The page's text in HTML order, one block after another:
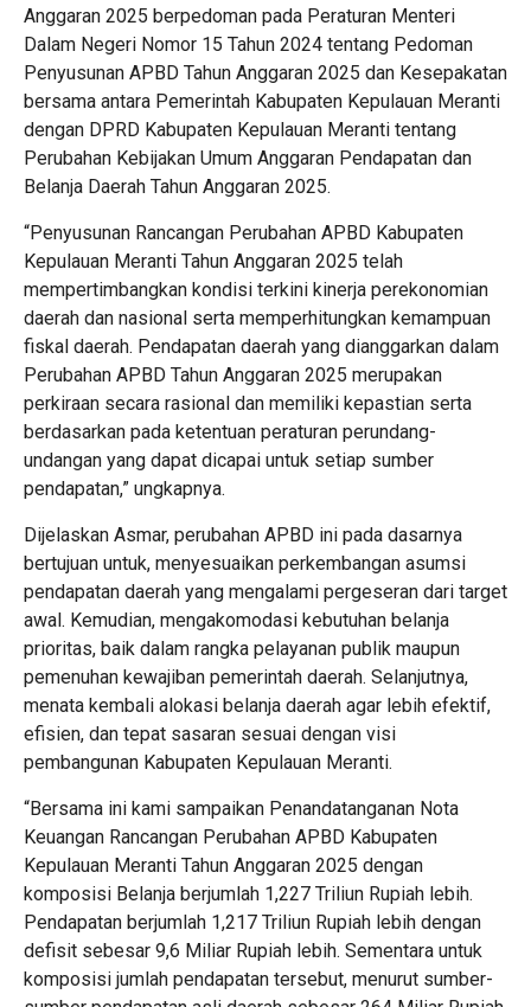
Anggaran 2025 berpedoman pada Peraturan Menteri
Dalam Negeri Nomor 15 Tahun 2024 tentang Pedoman
Penyusunan APBD Tahun Anggaran 2025 dan Kesepakatan
bersama antara Pemerintah Kabupaten Kepulauan Meranti
dengan DPRD Kabupaten Kepulauan Meranti tentang
Perubahan Kebijakan Umum Anggaran Pendapatan dan
Belanja Daerah Tahun Anggaran 2025.
“Penyusunan Rancangan Perubahan APBD Kabupaten
Kepulauan Meranti Tahun Anggaran 2025 telah
mempertimbangkan kondisi terkini kinerja perekonomian
daerah dan nasional serta memperhitungkan kemampuan
fiskal daerah. Pendapatan daerah yang dianggarkan dalam
Perubahan APBD Tahun Anggaran 2025 merupakan
perkiraan secara rasional dan memiliki kepastian serta
berdasarkan pada ketentuan peraturan perundang-
undangan yang dapat dicapai untuk setiap sumber
pendapatan,” ungkapnya.
Dijelaskan Asmar, perubahan APBD ini pada dasarnya
bertujuan untuk, menyesuaikan perkembangan asumsi
pendapatan daerah yang mengalami pergeseran dari target
awal. Kemudian, mengakomodasi kebutuhan belanja
prioritas, baik dalam rangka pelayanan publik maupun
pemenuhan kewajiban pemerintah daerah. Selanjutnya,
menata kembali alokasi belanja daerah agar lebih efektif,
efisien, dan tepat sasaran sesuai dengan visi
pembangunan Kabupaten Kepulauan Meranti.
“Bersama ini kami sampaikan Penandatanganan Nota
Keuangan Rancangan Perubahan APBD Kabupaten
Kepulauan Meranti Tahun Anggaran 2025 dengan
komposisi Belanja berjumlah 1,227 Triliun Rupiah lebih.
Pendapatan berjumlah 1,217 Triliun Rupiah lebih dengan
defisit sebesar 9,6 Miliar Rupiah lebih. Sementara untuk
komposisi jumlah pendapatan tersebut, menurut sumber-